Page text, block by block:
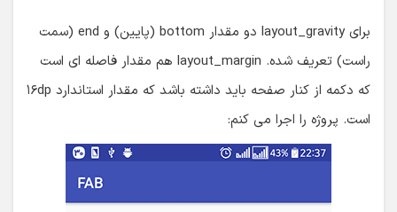
برای layout_gravity دو مقدار bottom (پایین) و end (سمت
راست) تعریف شده. layout_margin هم مقدار فاصله ای است
که دکمه از کنار صفحه باید داشته باشد که مقدار استاندارد ۱۶dp
است. پروژه را اجرا می کنم: